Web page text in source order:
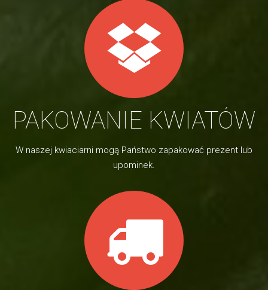
PAKOWANIE KWIATÓW
W naszej kwiaciarni mogą Państwo zapakować prezent lub
upominek.